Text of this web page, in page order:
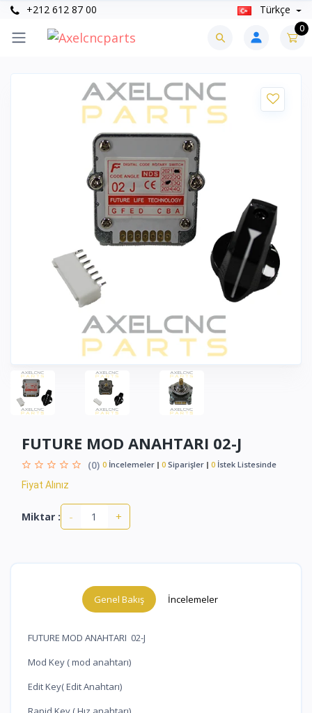
+212 612 87 00 Türkçe
0
FUTURE MOD ANAHTARI 02-J
(0) 0 İncelemeler 0 Siparişler 0 İstek Listesinde
Fiyat Alınız
Miktar : - +
Genel Bakış İncelemeler
FUTURE MOD ANAHTARI 02-J
Mod Key ( mod anahtarı)
Edit Key( Edit Anahtarı)